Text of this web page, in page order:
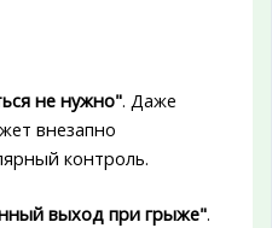
не нужно". Даже
внезапно
контроль.
выход при грыже".